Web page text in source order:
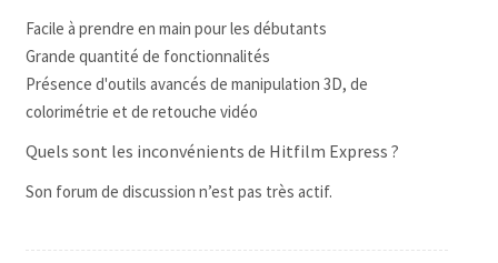
Facile à prendre en main pour les débutants
Grande quantité de fonctionnalités
Présence d'outils avancés de manipulation 3D, de
colorimétrie et de retouche vidéo
Quels sont les inconvénients de Hitfilm Express ?
Son forum de discussion n’est pas très actif.